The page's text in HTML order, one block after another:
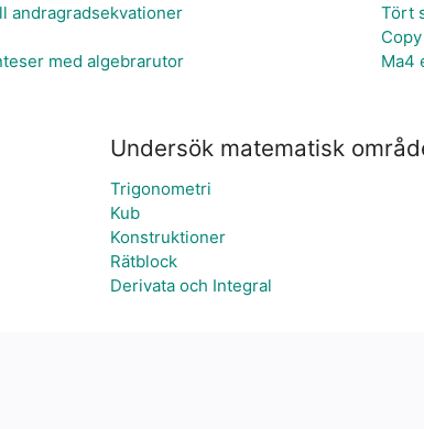
andragradsekvationer
med algebrarutor
Tört
Ma4
Undersök matematisk
Trigonometri
Kub
Konstruktioner
Rätblock
Derivata och Integral